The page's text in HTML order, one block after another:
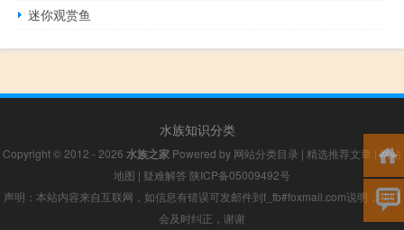
迷你观赏鱼
水族知识分类
Copyright © 2012 - 2026 水族之家 Powered by 网站分类目录 | 精选推荐文章 |网站
地图 | 疑难解答 陕ICP备05009492号
声明：本站内容来自互联网，如信息有错误可发邮件到f_fb#foxmail.com说明，我们
会及时纠正，谢谢